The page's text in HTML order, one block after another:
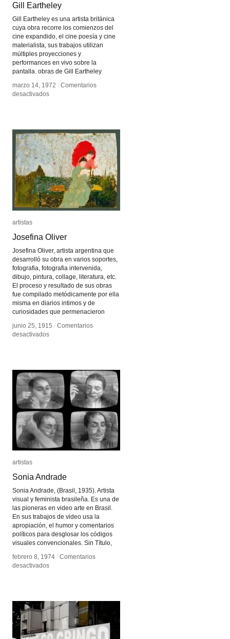
Gill Eartheley
Gill Eartheley es una artista británica
cuya obra recorre los comienzos del
cine expandido, el cine poesía y cine
materialista, sus trabajos utilizan
múltiples proyecciones y
performances en vivo sobre la
pantalla. obras de Gill Eartheley
marzo 14, 1972 / Comentarios
desactivadosen
Gill Eartheley
marzo 14, 1972 / Comentarios
desactivadosen
artistas
Josefina Oliver
Josefina Oliver, artista argentina que
desarrolló su obra en varios soportes,
fotografia, fotografia intervenida,
dibujo, pintura, collage, literatura, etc.
El proceso y resultado de sus obras
fue compilado metódicamente por ella
misma en diarios intimos y de
curiosidades que permenacieron
junio 25, 1915 / Comentarios
desactivadosen
artistas
Josefina Oliver
junio 25, 1915 / Comentarios
desactivadosen
artistas
Sonia Andrade
Sonia Andrade, (Brasil, 1935). Artista
visual y feminista brasileña. Es una de
las pioneras en video arte en Brasil.
En sus trabajos de video usa la
apropiación, el humor y comentarios
políticos para desglosar los códigos
visuales convencionales. Sin Título,
febrero 8, 1974 / Comentarios
desactivadosen
artistas
Sonia Andrade
febrero 8, 1974 / Comentarios
desactivadosen